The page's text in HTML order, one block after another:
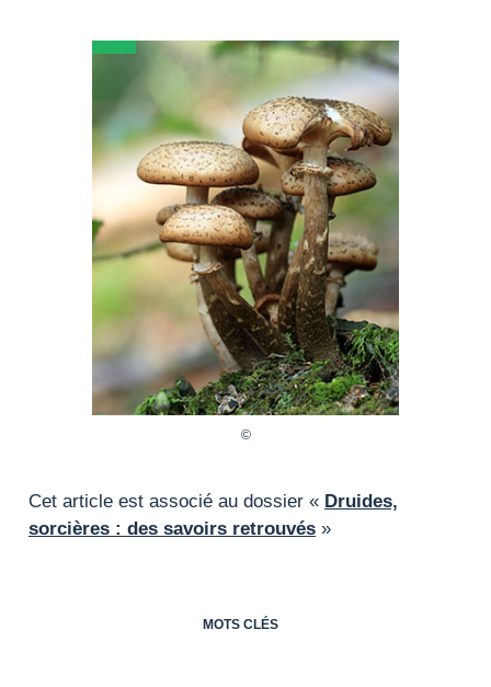
Cet article est associé au dossier « Druides,
sorcières : des savoirs retrouvés »
MOTS CLÉS